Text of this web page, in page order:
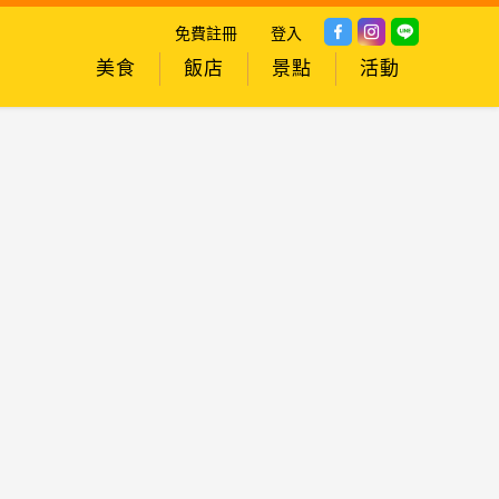
免費註冊 登入
美食 飯店 景點 活動